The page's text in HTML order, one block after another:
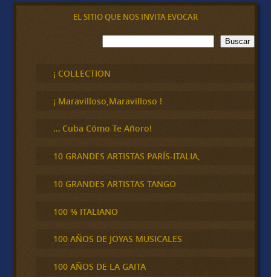
EL SITIO QUE NOS INVITA EVOCAR
B
u
c
a
Buscar
¡ COLLECTION
¡ Maravilloso,Maravilloso !
… Cuba Cómo Te Añoro!
10 GRANDES ARTISTAS PARÍS-ITALIA,
10 GRANDES ARTISTAS TANGO
100 % ITALIANO
100 AÑOS DE JOYAS MUSICALES
100 AÑOS DE LA GAITA